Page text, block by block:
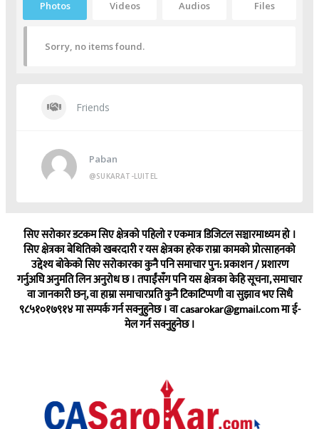
Photos Videos Audios Files
Sorry, no items found.
Friends
Paban
@SUKARAT-LUITEL
सिए सरोकार डटकम सिए क्षेत्रको पहिलो र एकमात्र डिजिटल सञ्चारमाध्यम हो ।
सिए क्षेत्रका बेथितिको खबरदारी र यस क्षेत्रका हरेक राम्रा कामको प्रोत्साहनको
उद्देश्य बोकेको सिए सरोकारका कुनै पनि समाचार पुन: प्रकाशन / प्रशारण
गर्नुअघि अनुमति लिन अनुरोध छ । तपाईंसँग पनि यस क्षेत्रका केहि सूचना, समाचार
वा जानकारी छन्, वा हाम्रा समाचारप्रति कुनै टिकाटिप्पणी वा सुझाव भए सिधै
९८५१०१७९१४ मा सम्पर्क गर्न सक्नुहुनेछ । वाcasarokar@gmail.comमा ई-
मेल गर्न सक्नुहुनेछ ।